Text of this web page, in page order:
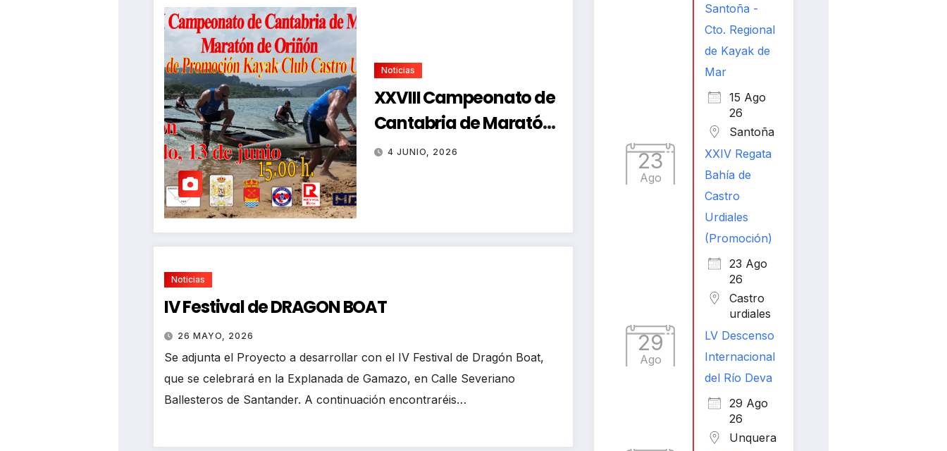
Noticias
XXVIII Campeonato de
Cantabria de Maratón-
Regata de Promoción
4 JUNIO, 2026
Noticias
IV Festival de DRAGON BOAT
26 MAYO, 2026
Se adjunta el Proyecto a desarrollar con el IV Festival de Dragón Boat,
que se celebrará en la Explanada de Gamazo, en Calle Severiano
Ballesteros de Santander. A continuación encontraréis…
Santoña -
Cto. Regional
de Kayak de
Mar
15 Ago
26
Santoña
23
Ago
XXIV Regata
Bahía de
Castro
Urdiales
(Promoción)
23 Ago
26
Castro
urdiales
29
Ago
LV Descenso
Internacional
del Río Deva
29 Ago
26
Unquera